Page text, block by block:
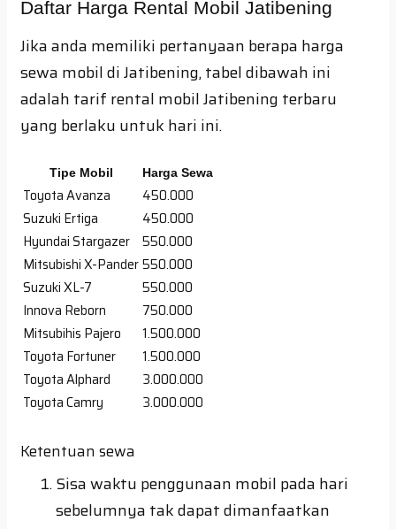
Daftar Harga Rental Mobil Jatibening
Jika anda memiliki pertanyaan berapa harga
sewa mobil di Jatibening, tabel dibawah ini
adalah tarif rental mobil Jatibening terbaru
yang berlaku untuk hari ini.
Tipe Mobil Harga Sewa
Toyota Avanza
450.000
Suzuki Ertiga
450.000
Hyundai Stargazer
550.000
Mitsubishi X-Pander550.000
Suzuki XL-7
550.000
Innova Reborn
750.000
Mitsubihis Pajero
1.500.000
Toyota Fortuner
1.500.000
Toyota Alphard
3.000.000
Toyota Camry
3.000.000
Ketentuan sewa
Sisa waktu penggunaan mobil pada hari
sebelumnya tak dapat dimanfaatkan